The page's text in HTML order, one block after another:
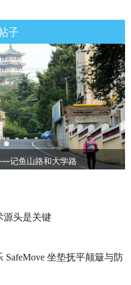
子
记鱼山路和大学路
源头是关键
坐垫抚平颠簸与防